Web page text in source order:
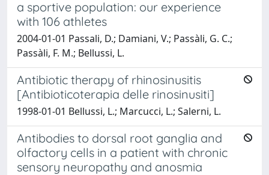
a sportive population: our experience
with 106 athletes
2004-01-01 Passali, D.; Damiani, V.; Passàli, G. C.;
Passàli, F. M.; Bellussi, L.
Antibiotic therapy of rhinosinusitis
[Antibioticoterapia delle rinosinusiti]
1998-01-01 Bellussi, L.; Marcucci, L.; Salerni, L.
Antibodies to dorsal root ganglia and
olfactory cells in a patient with chronic
sensory neuropathy and anosmia